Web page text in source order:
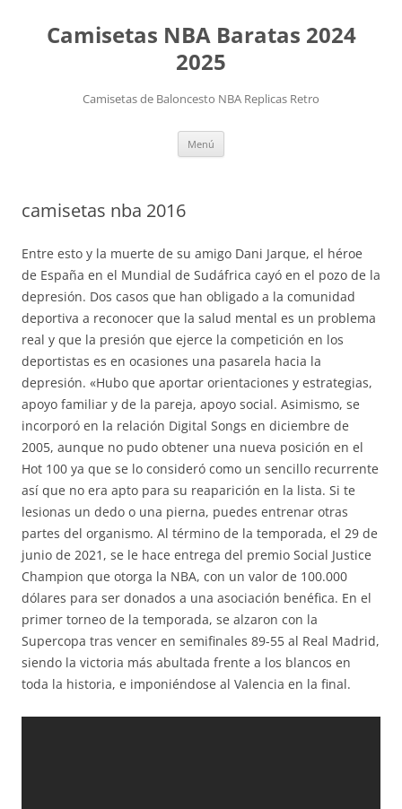
Camisetas NBA Baratas 2024
2025
Camisetas de Baloncesto NBA Replicas Retro
Menú
camisetas nba 2016
Entre esto y la muerte de su amigo Dani Jarque, el héroe
de España en el Mundial de Sudáfrica cayó en el pozo de la
depresión. Dos casos que han obligado a la comunidad
deportiva a reconocer que la salud mental es un problema
real y que la presión que ejerce la competición en los
deportistas es en ocasiones una pasarela hacia la
depresión. «Hubo que aportar orientaciones y estrategias,
apoyo familiar y de la pareja, apoyo social. Asimismo, se
incorporó en la relación Digital Songs en diciembre de
2005, aunque no pudo obtener una nueva posición en el
Hot 100 ya que se lo consideró como un sencillo recurrente
así que no era apto para su reaparición en la lista. Si te
lesionas un dedo o una pierna, puedes entrenar otras
partes del organismo. Al término de la temporada, el 29 de
junio de 2021, se le hace entrega del premio Social Justice
Champion que otorga la NBA, con un valor de 100.000
dólares para ser donados a una asociación benéfica. En el
primer torneo de la temporada, se alzaron con la
Supercopa tras vencer en semifinales 89-55 al Real Madrid,
siendo la victoria más abultada frente a los blancos en
toda la historia, e imponiéndose al Valencia en la final.